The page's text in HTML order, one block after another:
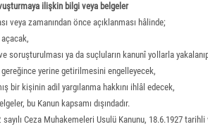
ilişkin bilgi veya belgeler
veya zamanından önce açıklanması hâlinde;
soruşturulması ya da suçluların kanunî yollarla
yerine getirilmesini engelleyecek,
bir kişinin adil yargılanma hakkını ihlâl edecek,
bu Kanun kapsamı dışındadır.
Ceza Muhakemeleri Usulü Kanunu, 18.6.1927